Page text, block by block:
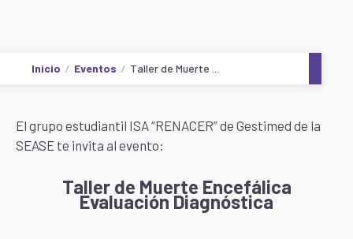
Inicio Eventos Taller de Muerte ...
El grupo estudiantil ISA “RENACER” de Gestimed de la
SEASE te invita al evento:
Taller de Muerte Encefálica
Evaluación Diagnóstica